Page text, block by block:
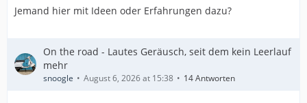
Jemand hier mit Ideen oder Erfahrungen dazu?
On the road - Lautes Geräusch, seit dem kein Leerlauf
mehr
snoogle August 6, 2026 at 15:38 14 Antworten